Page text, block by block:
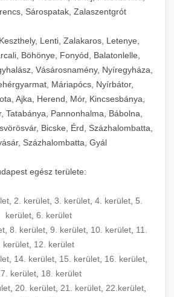
Sárospatak, Zalaszentgrót
Lenti, Zalakaros, Letenye,
Böhönye, Fonyód, Balatonlelle,
Vásárosnamény, Nyíregyháza,
Máriapócs, Nyírbátor,
Ajka, Herend, Mór, Kincsesbánya,
Tatabánya, Pannonhalma, Bábolna,
Bicske, Érd, Százhalombatta,
Százhalombatta, Gyál
egész területe:
2. kerület 3. kerület 4. kerület 5.
kerület 6. kerület
, 8. kerület, 9. kerület, 10. kerület, 11.
kerület 12. kerület
14. kerület 15. kerület 16. kerület
kerület 18. kerület
20. kerület 21. kerület 22.kerület